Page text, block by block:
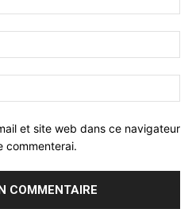
:*
:*
:
et site web dans ce navigateur
commenterai.